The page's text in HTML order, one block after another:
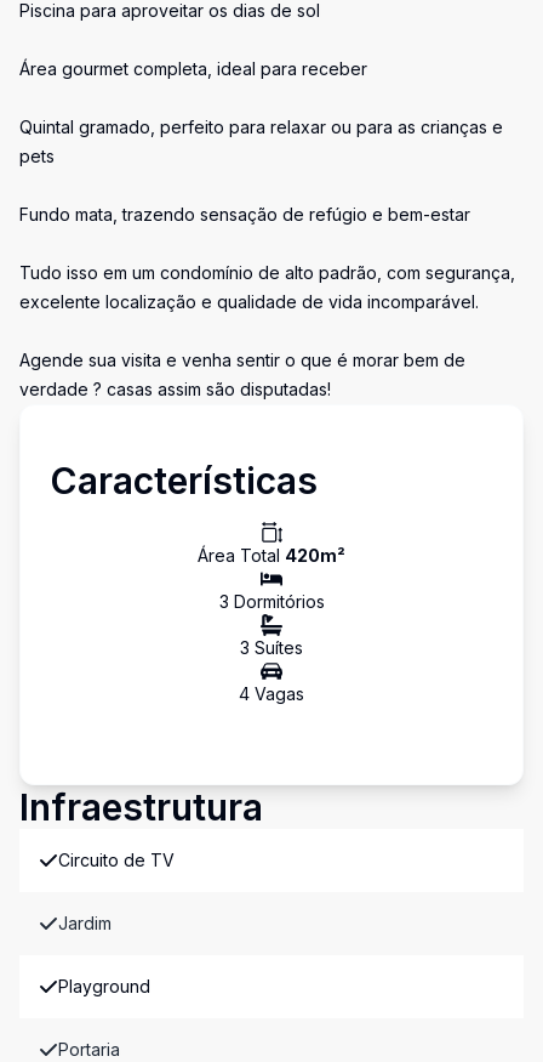
Piscina para aproveitar os dias de sol
Área gourmet completa, ideal para receber
Quintal gramado, perfeito para relaxar ou para as crianças e
pets
Fundo mata, trazendo sensação de refúgio e bem-estar
Tudo isso em um condomínio de alto padrão, com segurança,
excelente localização e qualidade de vida incomparável.
Agende sua visita e venha sentir o que é morar bem de
verdade ? casas assim são disputadas!
Características
Área Total 420m²
3 Dormitórios
3 Suítes
4 Vagas
Infraestrutura
Circuito de TV
Jardim
Playground
Portaria